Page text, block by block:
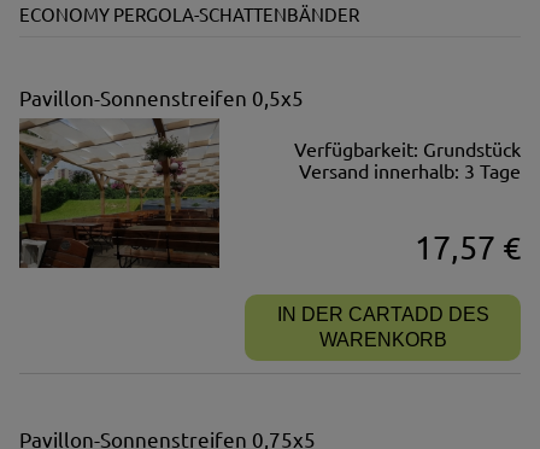
ECONOMY PERGOLA-SCHATTENBÄNDER
Pavillon-Sonnenstreifen 0,5x5
Verfügbarkeit: Grundstück
Versand innerhalb: 3 Tage
17,57 €
IN DER CARTADD DES
WARENKORB
Pavillon-Sonnenstreifen 0,75x5